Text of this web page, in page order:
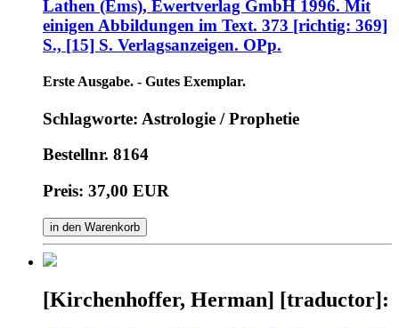
Lathen (Ems), Ewertverlag GmbH 1996. Mit
einigen Abbildungen im Text. 373 [richtig: 369]
S., [15] S. Verlagsanzeigen. OPp.
Erste Ausgabe. - Gutes Exemplar.
Schlagworte: Astrologie / Prophetie
Bestellnr. 8164
Preis: 37,00 EUR
in den Warenkorb
[Kirchenhoffer, Herman] [traductor]: